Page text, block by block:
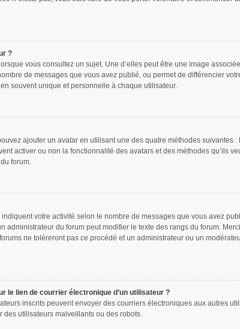
?
vous consultez un sujet. Une d’elles peut être une image
de messages que vous avez publié, ou permet de différencier
souvent unique et personnelle à chaque utilisateur.
ajouter un avatar en utilisant une des quatre méthodes suivantes
activer ou non la fonctionnalité des avatars et des méthodes qu’ils
forum.
votre activité selon le nombre de messages que vous avez
administrateur du forum peut modifier le texte des rangs du forum.
ne toléreront pas ce procédé et un administrateur ou un
le lien de courrier électronique d’un utilisateur ?
inscrits peuvent envoyer des courriers électroniques aux autres
utilisateurs malveillants ou des robots.